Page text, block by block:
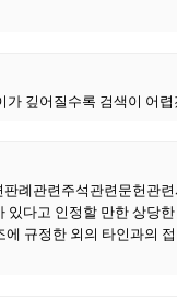
가 깊어질수록 검색이 어렵
례관련주석관련문헌관
다고 인정할 만한 상당
규정한 외의 타인과의